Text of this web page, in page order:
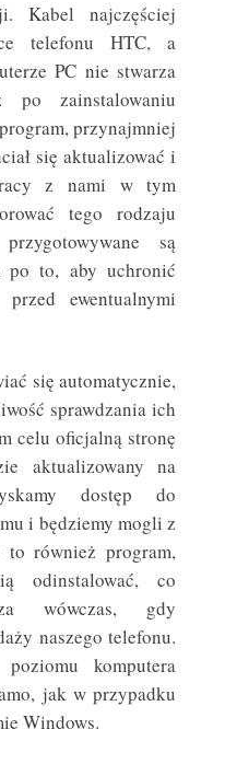
Kabel najczęściej
telefonu HTC, a
PC nie stwarza
po zainstalowaniu
przynajmniej
się aktualizować i
z nami w tym
tego rodzaju
są
po to, aby uchronić
ewentualnymi
się automatycznie,
sprawdzania ich
celu oficjalną stronę
aktualizowany na
dostęp do
i będziemy mogli z
również program,
odinstalować, co
wówczas, gdy
naszego telefonu.
komputera
jak w przypadku
Windows.